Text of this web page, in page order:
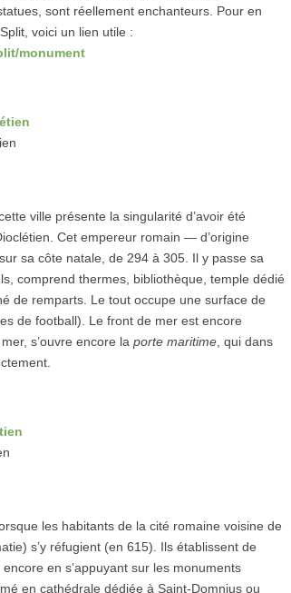
sont réellement enchanteurs. Pour en
voici un lien utile :
monument
ville présente la singularité d’avoir été
Cet empereur romain — d’origine
sa côte natale, de 294 à 305. Il y passe sa
comprend thermes, bibliothèque, temple dédié
de remparts. Le tout occupe une surface de
de football). Le front de mer est encore
s’ouvre encore la porte maritime , qui dans
les habitants de la cité romaine voisine de
s’y réfugient (en 615). Ils établissent de
en s’appuyant sur les monuments
en cathédrale dédiée à Saint-Domnius ou